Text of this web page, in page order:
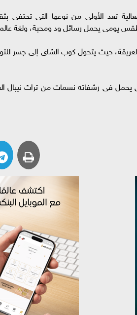
تعد الأولى من نوعها التى تحتفى
يومى يحمل رسائل ود ومحبة، ولغة
العريقة، حيث يتحول كوب الشاى إلى جسر
يحمل فى رشفاته نسمات من تراث نيبال